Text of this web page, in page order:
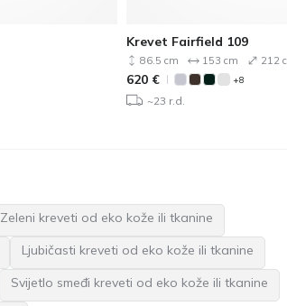
Krevet Fairfield 109
86.5 cm 153 cm 212
620 € +8
~23 r.d.
Zeleni kreveti od eko kože ili tkanine
Ljubičasti kreveti od eko kože ili tkanine
Svijetlo smeđi kreveti od eko kože ili tkanine